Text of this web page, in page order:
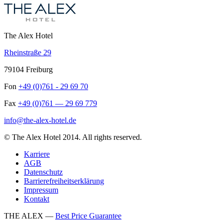
The Alex Hotel
Rheinstraße 29
79104 Freiburg
Fon +49 (0)761 - 29 69 70
Fax +49 (0)761 — 29 69 779
info@the-alex-hotel.de
© The Alex Hotel 2014. All rights reserved.
Karriere
AGB
Datenschutz
Barrierefreiheitserklärung
Impressum
Kontakt
THE ALEX — Best Price Guarantee